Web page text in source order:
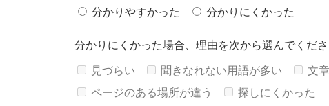
分かりやすかった 分かりにくかった
分かりにくかった場合、理由を次から選んでくださ
見づらい 聞きなれない用語が多い 文
ページのある場所が違う
探しにくかった